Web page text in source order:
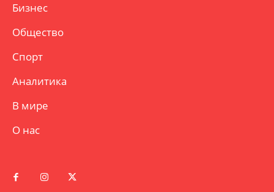
Бизнес
Общество
Спорт
Аналитика
В мире
О нас